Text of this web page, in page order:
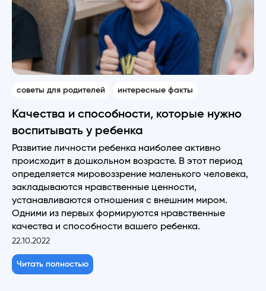
советы для родителей интересные факты
Качества и способности, которые нужно
воспитывать у ребенка
Развитие личности ребенка наиболее активно
происходит в дошкольном возрасте. В этот период
определяется мировоззрение маленького человека,
закладываются нравственные ценности,
устанавливаются отношения с внешним миром.
Одними из первых формируются нравственные
качества и способности вашего ребенка.
22.10.2022
Читать полностью